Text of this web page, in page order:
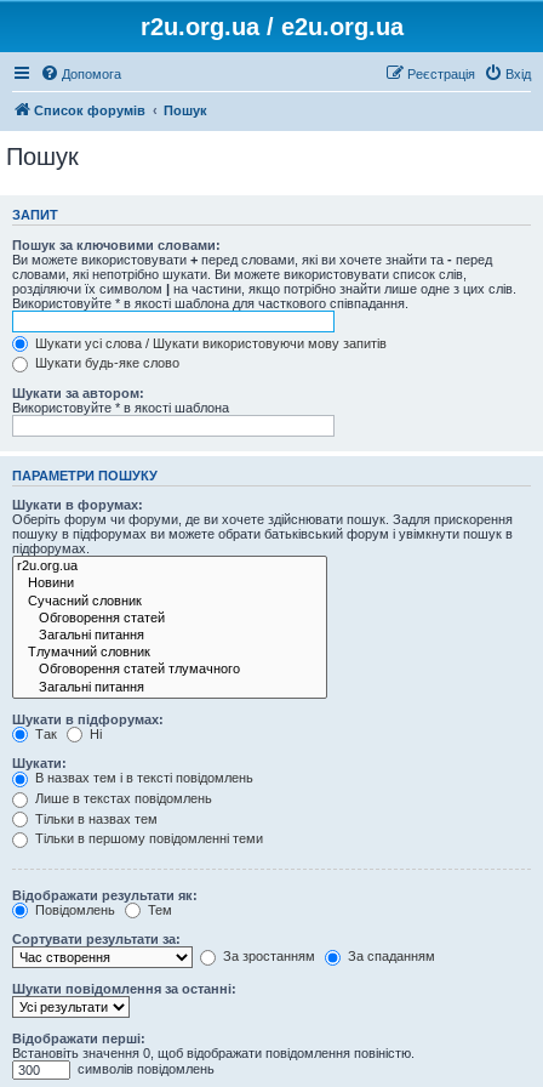
r2u.org.ua / e2u.org.ua
Допомога Вхід
Реєстрація
Список форумів Пошук
Пошук
ЗАПИТ
Пошук за ключовими словами:
Ви можете використовувати + перед словами, які ви хочете знайти та - перед
словами, які непотрібно шукати. Ви можете використовувати список слів,
розділяючи їх символом | на частини, якщо потрібно знайти лише одне з цих слів.
Використовуйте * в якості шаблона для часткового співпадання.
Шукати усі слова / Шукати використовуючи мову запитів
Шукати будь-яке слово
Шукати за автором:
Використовуйте * в якості шаблона
ПАРАМЕТРИ ПОШУКУ
Шукати в форумах:
Оберіть форум чи форуми, де ви хочете здійснювати пошук. Задля прискорення
пошуку в підфорумах ви можете обрати батьківський форум і увімкнути пошук в
підфорумах.
Шукати в підфорумах:
Так
Ні
Шукати:
В назвах тем і в тексті повідомлень
Лише в текстах повідомлень
Тільки в назвах тем
Тільки в першому повідомленні теми
Відображати результати як:
Повідомлень
Тем
Сортувати результати за:
За зростанням
За спаданням
Шукати повідомлення за останні:
Відображати перші:
Встановіть значення 0, щоб відображати повідомлення повіністю.
символів повідомлень